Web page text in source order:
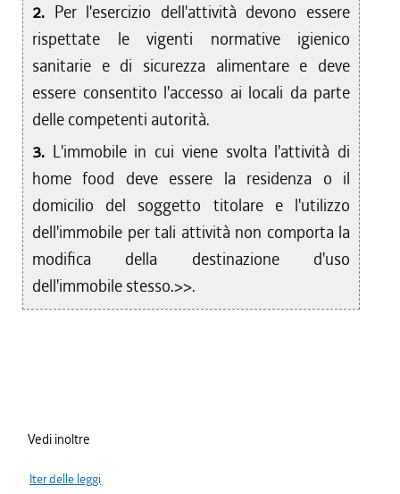
2. Per l'esercizio dell'attività devono essere
rispettate le vigenti normative igienico
sanitarie e di sicurezza alimentare e deve
essere consentito l'accesso ai locali da parte
delle competenti autorità.
3. L'immobile in cui viene svolta l'attività di
home food deve essere la residenza o il
domicilio del soggetto titolare e l'utilizzo
dell'immobile per tali attività non comporta la
modifica della destinazione d'uso
dell'immobile stesso.>>.
Vedi inoltre
Iter delle leggi